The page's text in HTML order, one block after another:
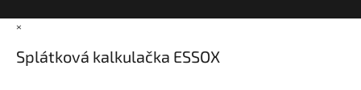
×
Splátková kalkulačka ESSOX